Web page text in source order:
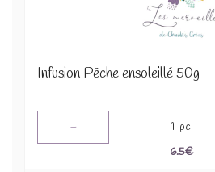
Infusion Pêche ensoleillé 50g
- 1 pc
6.5€